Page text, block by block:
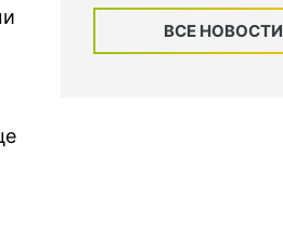
ВСЕ НОВОСТИ